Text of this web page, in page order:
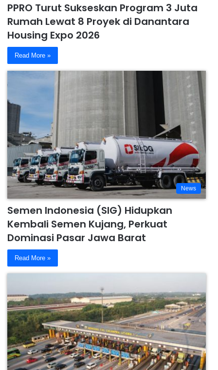
PPRO Turut Sukseskan Program 3 Juta
Rumah Lewat 8 Proyek di Danantara
Housing Expo 2026
Read More »
News
Semen Indonesia (SIG) Hidupkan
Kembali Semen Kujang, Perkuat
Dominasi Pasar Jawa Barat
Read More »